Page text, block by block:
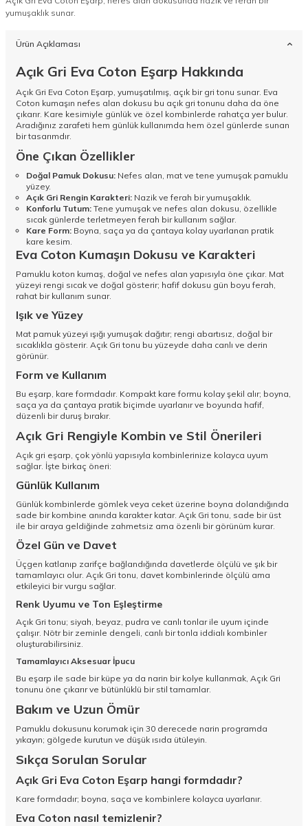
yumuşaklık sunar.
Ürün Açıklaması
Açık Gri Eva Coton Eşarp Hakkında
Açık Gri Eva Coton Eşarp, yumuşatılmış, açık bir gri tonu sunar. Eva
Coton kumaşın nefes alan dokusu bu açık gri tonunu daha da öne
çıkarır. Kare kesimiyle günlük ve özel kombinlerde rahatça yer bulur.
Aradığınız zarafeti hem günlük kullanımda hem özel günlerde sunan
bir tasarımdır.
Öne Çıkan Özellikler
Doğal Pamuk Dokusu: Nefes alan, mat ve tene yumuşak pamuklu
yüzey.
Açık Gri Rengin Karakteri: Nazik ve ferah bir yumuşaklık.
Konforlu Tutum: Tene yumuşak ve nefes alan dokusu, özellikle
sıcak günlerde terletmeyen ferah bir kullanım sağlar.
Kare Form: Boyna, saça ya da çantaya kolay uyarlanan pratik
kare kesim.
Eva Coton Kumaşın Dokusu ve Karakteri
Pamuklu koton kumaş, doğal ve nefes alan yapısıyla öne çıkar. Mat
yüzeyi rengi sıcak ve doğal gösterir; hafif dokusu gün boyu ferah,
rahat bir kullanım sunar.
Işık ve Yüzey
Mat pamuk yüzeyi ışığı yumuşak dağıtır; rengi abartısız, doğal bir
sıcaklıkla gösterir. Açık Gri tonu bu yüzeyde daha canlı ve derin
görünür.
Form ve Kullanım
Bu eşarp, kare formdadır. Kompakt kare formu kolay şekil alır; boyna,
saça ya da çantaya pratik biçimde uyarlanır ve boyunda hafif,
düzenli bir duruş bırakır.
Açık Gri Rengiyle Kombin ve Stil Önerileri
Açık gri eşarp, çok yönlü yapısıyla kombinlerinize kolayca uyum
sağlar. İşte birkaç öneri:
Günlük Kullanım
Günlük kombinlerde gömlek veya ceket üzerine boyna dolandığında
sade bir kombine anında karakter katar. Açık Gri tonu, sade bir üst
ile bir araya geldiğinde zahmetsiz ama özenli bir görünüm kurar.
Özel Gün ve Davet
Üçgen katlanıp zarifçe bağlandığında davetlerde ölçülü ve şık bir
tamamlayıcı olur. Açık Gri tonu, davet kombinlerinde ölçülü ama
etkileyici bir vurgu sağlar.
Renk Uyumu ve Ton Eşleştirme
Açık Gri tonu; siyah, beyaz, pudra ve canlı tonlar ile uyum içinde
çalışır. Nötr bir zeminle dengeli, canlı bir tonla iddialı kombinler
oluşturabilirsiniz.
Tamamlayıcı Aksesuar İpucu
Bu eşarp ile sade bir küpe ya da narin bir kolye kullanmak, Açık Gri
tonunu öne çıkarır ve bütünlüklü bir stil tamamlar.
Bakım ve Uzun Ömür
Pamuklu dokusunu korumak için 30 derecede narin programda
yıkayın; gölgede kurutun ve düşük ısıda ütüleyin.
Sıkça Sorulan Sorular
Açık Gri Eva Coton Eşarp hangi formdadır?
Kare formdadır; boyna, saça ve kombinlere kolayca uyarlanır.
Eva Coton nasıl temizlenir?